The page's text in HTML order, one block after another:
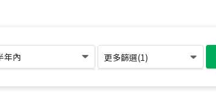
年內 更多篩選(1)